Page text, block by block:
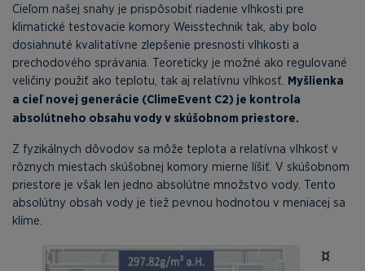
Cieľom našej snahy je prispôsobiť riadenie vlhkosti pre
klimatické testovacie komory Weisstechnik tak, aby bolo
dosiahnuté kvalitatívne zlepšenie presnosti vlhkosti a
prechodového správania. Teoreticky je možné ako regulované
veličiny použiť ako teplotu, tak aj relatívnu vlhkosť. Myšlienka
a cieľ novej generácie (ClimeEvent C2) je kontrola
absolútneho obsahu vody v skúšobnom priestore.
Z fyzikálnych dôvodov sa môže teplota a relatívna vlhkosť v
rôznych miestach skúšobnej komory mierne líšiť. V skúšobnom
priestore je však len jedno absolútne množstvo vody. Tento
absolútny obsah vody je tiež pevnou hodnotou v meniacej sa
klíme.